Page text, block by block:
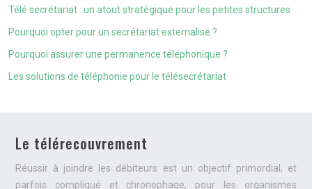
Télé secrétariat : un atout stratégique pour les petites structures
Pourquoi opter pour un secrétariat externalisé ?
Pourquoi assurer une permanence téléphonique ?
Les solutions de téléphonie pour le télésecrétariat
Le télérecouvrement
Réussir à joindre les débiteurs est un objectif primordial, et
parfois compliqué et chronophage, pour les organismes